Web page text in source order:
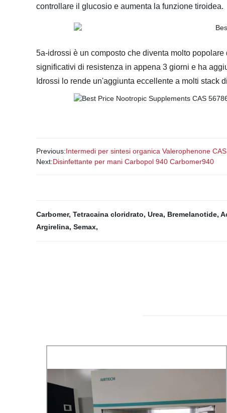
controllare il glucosio e aumenta la funzione tiroidea.
5a-idrossi è un composto che diventa molto
significativi di resistenza in appena 3 giorni e ha
Idrossi lo rende un'aggiunta eccellente a molti stack
Previous:Intermedi per sintesi organica Valerophenone
Next:Disinfettante per mani Carbopol 940 Carbomer940
Carbomer, Tetracaina cloridrato, Urea, Bremelanotide,
Argirelina, Semax,